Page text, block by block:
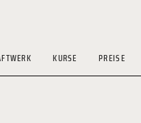
KURSE PREISE